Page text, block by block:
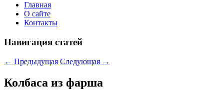
Главная
О сайте
Контакты
Навигация статей
← Предыдущая Следующая →
Колбаса из фарша